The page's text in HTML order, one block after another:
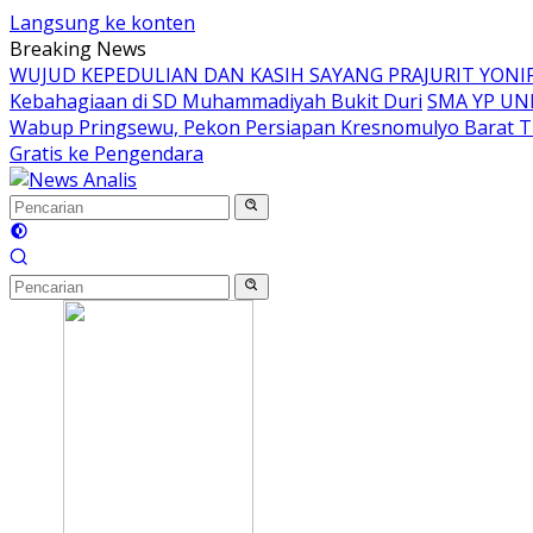
Langsung ke konten
Breaking News
WUJUD KEPEDULIAN DAN KASIH SAYANG PRAJURIT
Kebahagiaan di SD Muhammadiyah Bukit Duri SMA YP
Wabup Pringsewu, Pekon Persiapan Kresnomulyo Barat
Gratis ke Pengendara